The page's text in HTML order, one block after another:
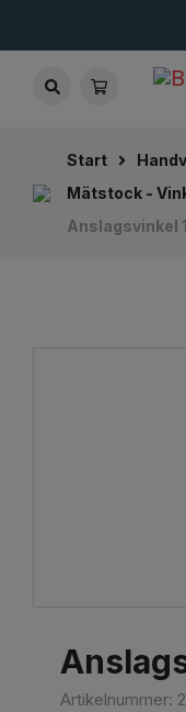
Start
Mätstock -
Anslagsvinkel
Artikelnummer: